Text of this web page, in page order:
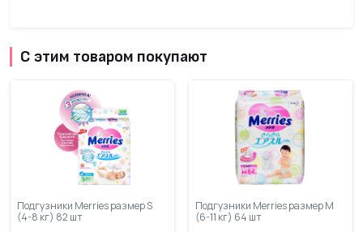
С этим товаром покупают
Подгузники Merries размер S
(4-8 кг) 82 шт
Подгузники Merries размер М
(6-11 кг) 64 шт